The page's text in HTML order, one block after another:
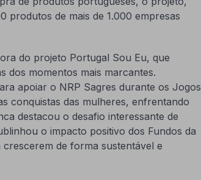
produtos de mais de 1.000 empresas
do projeto Portugal Sou Eu, que
dos momentos mais marcantes.
apoiar o NRP Sagres durante os Jogos
conquistas das mulheres, enfrentando
destacou o desafio interessante de
o impacto positivo dos Fundos da
de forma sustentável e